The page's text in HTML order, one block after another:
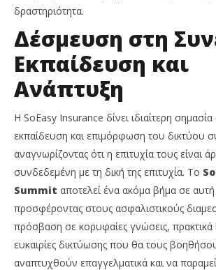
4
Μαρτίου,
2026
Cyprus
Insurance
News
Team
δραστηριότητα.
Δέσμευση στη
Εκπαίδευση και
Ανάπτυξη
Η SoEasy Insurance δίνει ιδιαίτερη
εκπαίδευση και επιμόρφωση του δικτύου
αναγνωρίζοντας ότι η επιτυχία τους είναι
συνδεδεμένη με τη δική της επιτυχία. Το
Summit αποτελεί ένα ακόμα βήμα σε
προσφέροντας στους ασφαλιστικούς
πρόσβαση σε κορυφαίες γνώσεις, πρακτικά
ευκαιρίες δικτύωσης που θα τους
αναπτυχθούν επαγγελματικά και να